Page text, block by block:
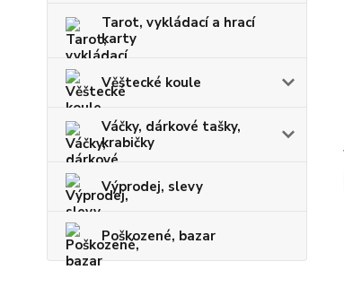
Tarot, vykládací a hrací
karty
Věštecké koule
Váčky, dárkové tašky,
krabičky
Výprodej, slevy
Poškozené, bazar